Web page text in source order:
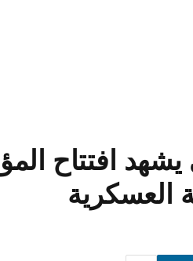
يشهد افتتاح
العسكرية